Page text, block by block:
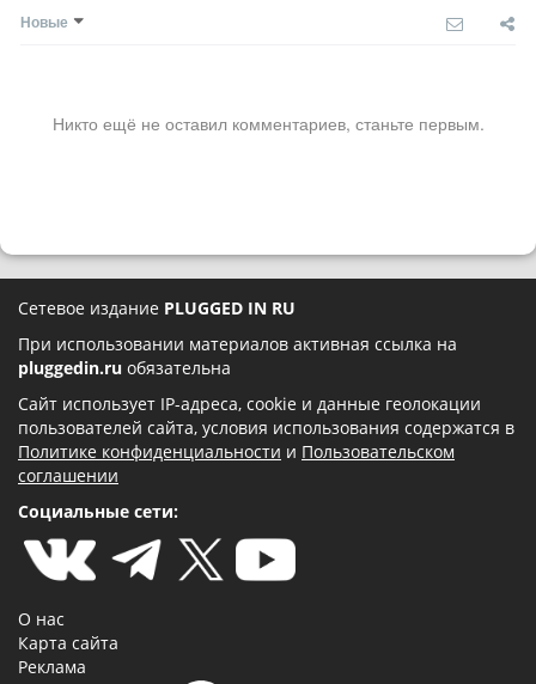
Новые
Никто ещё не оставил комментариев, станьте первым.
Сетевое издание PLUGGED IN RU
При использовании материалов активная ссылка на
pluggedin.ru обязательна
Сайт использует IP-адреса, cookie и данные геолокации
пользователей сайта, условия использования содержатся в
Политике конфиденциальности и Пользовательском
соглашении
Социальные сети:
О нас
Карта сайта
Реклама